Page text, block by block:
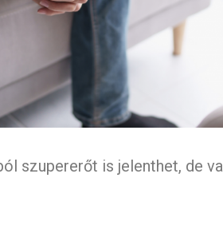
szupererőt is jelenthet, de